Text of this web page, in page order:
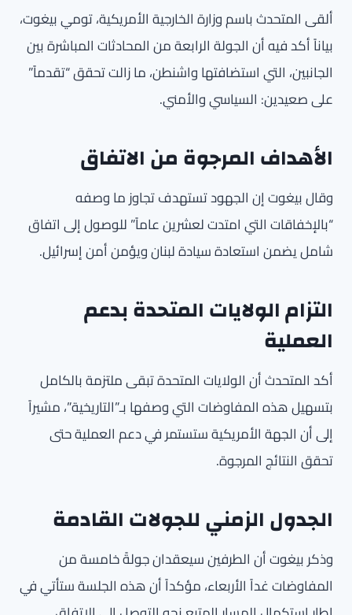
ألقى المتحدث باسم وزارة الخارجية الأمريكية، تومي بيغوت،
بياناً أكد فيه أن الجولة الرابعة من المحادثات المباشرة بين
الجانبين، التي استضافتها واشنطن، ما زالت تحقق “تقدماً”
على صعيدين: السياسي والأمني.
الأهداف المرجوة من الاتفاق
وقال بيغوت إن الجهود تستهدف تجاوز ما وصفه
“بالإخفاقات التي امتدت لعشرين عاماً” للوصول إلى اتفاق
شامل يضمن استعادة سيادة لبنان ويؤمن أمن إسرائيل.
التزام الولايات المتحدة بدعم
العملية
أكد المتحدث أن الولايات المتحدة تبقى ملتزمة بالكامل
بتسهيل هذه المفاوضات التي وصفها بـ”التاريخية”، مشيراً
إلى أن الجهة الأمريكية ستستمر في دعم العملية حتى
تحقق النتائج المرجوة.
الجدول الزمني للجولات القادمة
وذكر بيغوت أن الطرفين سيعقدان جولةً خامسة من
المفاوضات غداً الأربعاء، مؤكداً أن هذه الجلسة ستأتي في